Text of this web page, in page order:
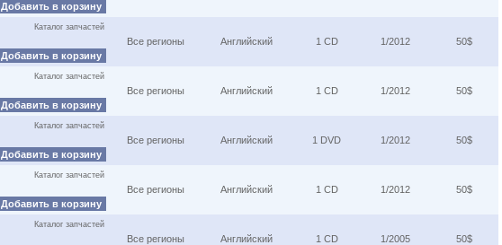
Добавить в корзину
Каталог запчастей
Добавить в корзину
Все регионы Английский 1 CD 1/2012 50$
Каталог запчастей
Добавить в корзину
Все регионы Английский 1 CD 1/2012 50$
Каталог запчастей
Добавить в корзину
Все регионы Английский 1 DVD 1/2012 50$
Каталог запчастей
Добавить в корзину
Все регионы Английский 1 CD 1/2012 50$
Каталог запчастей
Все регионы Английский 1 CD 1/2005 50$